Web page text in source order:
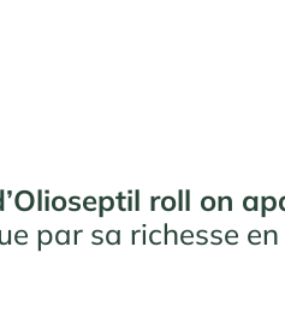
roll on
par sa richesse